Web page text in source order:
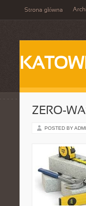
Strona główna
ZERO-
POSTED BY